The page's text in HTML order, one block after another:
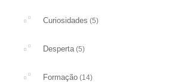
Curiosidades (5)
Desperta (5)
Formação (14)